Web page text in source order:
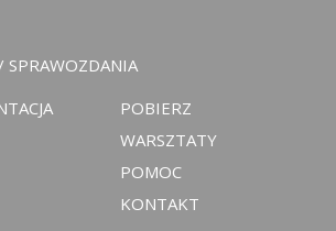
SPRAWOZDANIA
POBIERZ
WARSZTATY
POMOC
KONTAKT